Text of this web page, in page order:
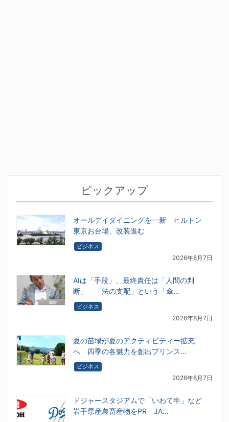
ピックアップ
オールデイダイニングを一新 ヒルトン
東京お台場、改装進む
ビジネス
2026年8月7日
AIは「手段」、最終責任は「人間の判
断」 「法の支配」という「傘…
ビジネス
2026年8月7日
夏の苗場が夏のアクティビティー拡充
へ 四季の各魅力を創出プリンス…
ビジネス
2026年8月7日
ドジャースタジアムで「いわて牛」など
岩手県産農畜産物をPR JA…